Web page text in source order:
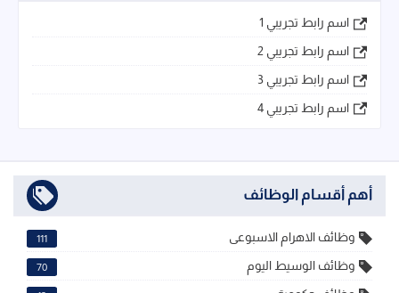
اسم رابط تجريبي 1
اسم رابط تجريبي 2
اسم رابط تجريبي 3
اسم رابط تجريبي 4
أهم أقسام الوظائف
وظائف الاهرام الاسبوعى 111
وظائف الوسيط اليوم 70